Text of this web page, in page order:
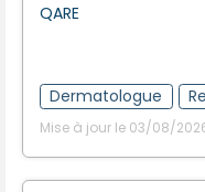
QARE
Dermatologue
Mise à jour le 03/08/